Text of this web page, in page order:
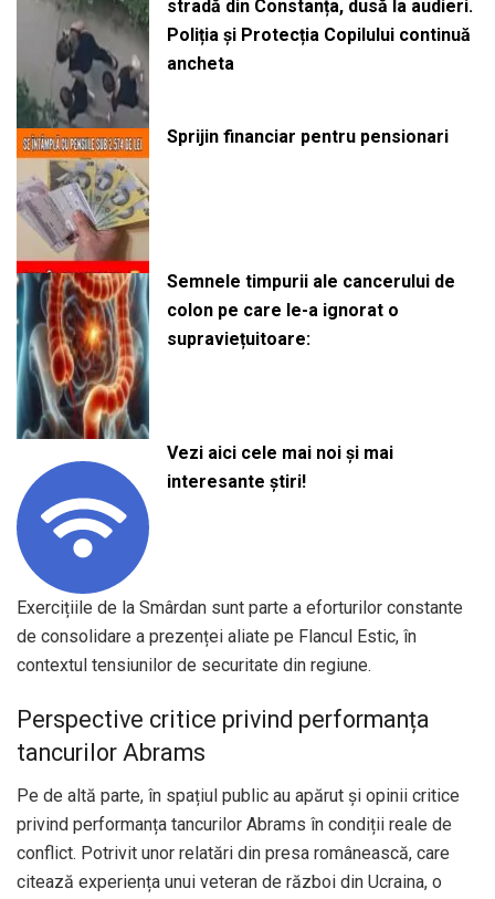
stradă din Constanța, dusă la audieri.
Poliția și Protecția Copilului continuă
ancheta
Sprijin financiar pentru pensionari
Semnele timpurii ale cancerului de
colon pe care le-a ignorat o
supraviețuitoare:
Vezi aici cele mai noi și mai
interesante știri!
Exercițiile de la Smârdan sunt parte a eforturilor constante
de consolidare a prezenței aliate pe Flancul Estic, în
contextul tensiunilor de securitate din regiune.
Perspective critice privind performanța
tancurilor Abrams
Pe de altă parte, în spațiul public au apărut și opinii critice
privind performanța tancurilor Abrams în condiții reale de
conflict. Potrivit unor relatări din presa românească, care
citează experiența unui veteran de război din Ucraina, o